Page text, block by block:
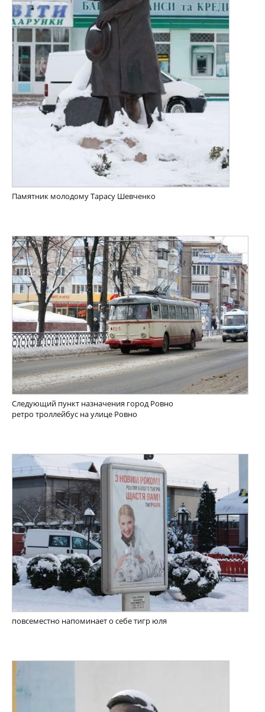
Памятник молодому Тарасу Шевченко
Следующий пункт назначения город Ровно
ретро троллейбус на улице Ровно
повсеместно напоминает о себе тигр юля